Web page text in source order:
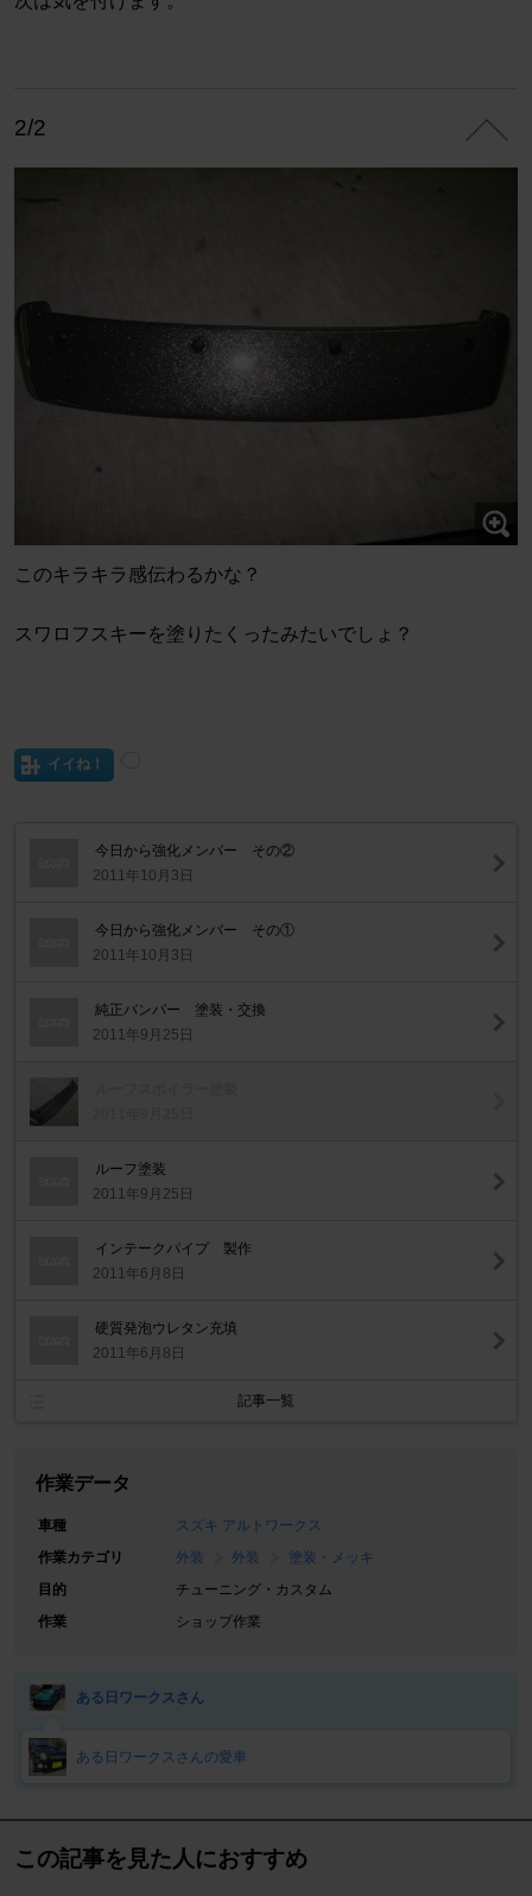
2/2
このキラキラ感伝わるかな？
スワロフスキーを塗りたくったみたいでしょ？
イイね！
今日から強化メンバー その②
2011年10月3日
今日から強化メンバー その①
2011年10月3日
純正バンパー 塗装・交換
2011年9月25日
ルーフ塗装
2011年9月25日
インテークパイプ 製作
2011年6月8日
硬質発泡ウレタン充填
2011年6月8日
記事一覧
作業データ
車種
スズキ アルトワークス
作業カテゴリ
外装 外装
塗装・メッキ
目的
チューニング・カスタム
作業
ショップ作業
ある日ワークスさん
ある日ワークスさんの愛車
この記事を見た人におすすめ